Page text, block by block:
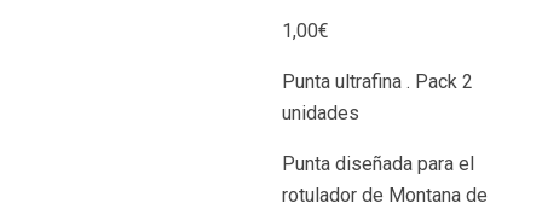
1,00€
Punta ultrafina . Pack 2
unidades
Punta diseñada para el
rotulador de Montana de